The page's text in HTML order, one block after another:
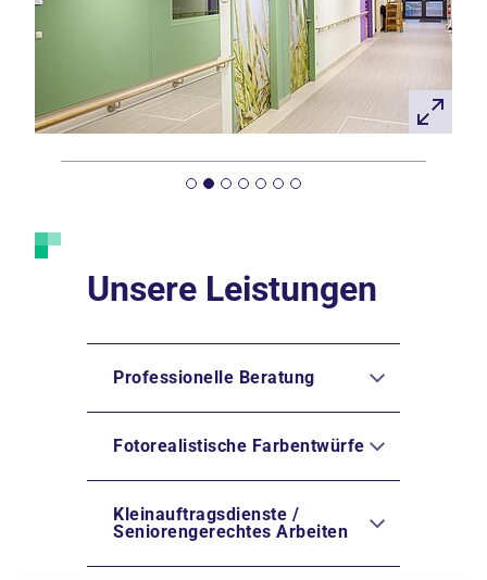
Unsere Leistungen
Professionelle Beratung
Fotorealistische Farbentwürfe
Kleinauftragsdienste /
Seniorengerechtes Arbeiten